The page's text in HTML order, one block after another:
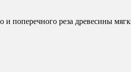
поперечного реза древесины